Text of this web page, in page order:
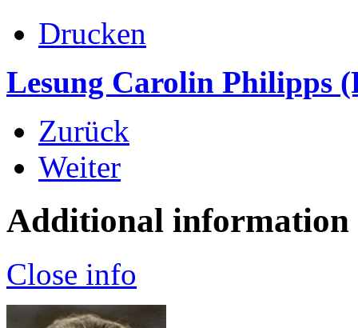
Drucken
Lesung Carolin Philipps
Zurück
Weiter
Additional information
Close info